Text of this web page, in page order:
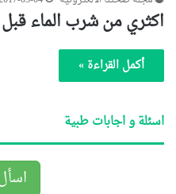
اكثري من شرب الماء قبل
أكمل القراءة »
اسئلة و اجابات طبية